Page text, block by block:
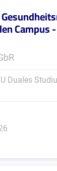
Campus
Duales